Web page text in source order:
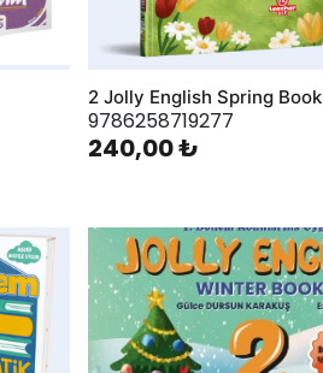
2 Jolly English Spring Book
9786258719277
240,00 ₺
AddToWishlist